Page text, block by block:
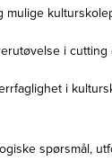
mulige
i
i
spørsmål,